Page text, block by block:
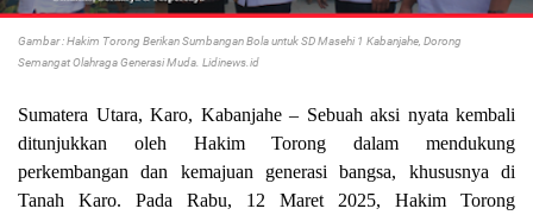
Gambar : Hakim Torong Berikan Sumbangan Bola untuk SD Masehi 1 Kabanjahe, Dorong
Semangat Olahraga Generasi Muda. Lidinews.id
Sumatera Utara, Karo, Kabanjahe – Sebuah aksi nyata kembali
ditunjukkan oleh Hakim Torong dalam mendukung
perkembangan dan kemajuan generasi bangsa, khususnya di
Tanah Karo. Pada Rabu, 12 Maret 2025, Hakim Torong